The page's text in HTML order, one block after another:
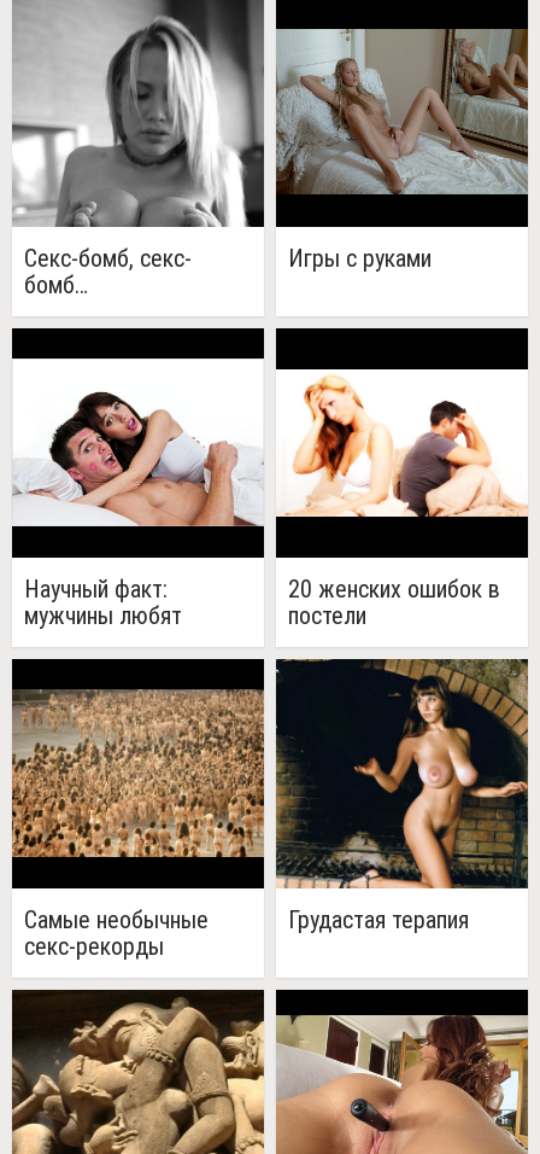
Секс-бомб, секс-
бомб…
Игры с руками
Научный факт:
мужчины любят
случайный секс
больше, чем женщины
20 женских ошибок в
постели
Самые необычные
секс-рекорды
Грудастая терапия